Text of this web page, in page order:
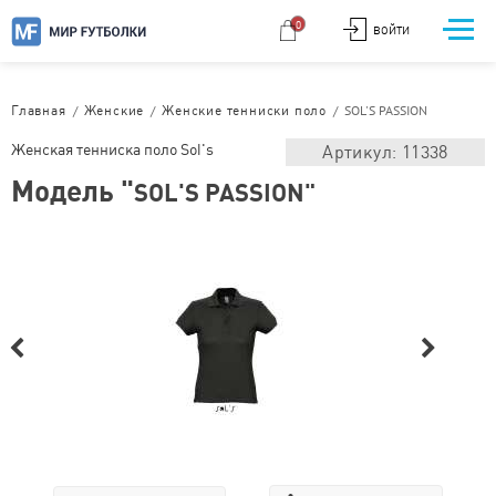
ВОЙТИ
0
Главная / Женские /Женские тенниски поло /SOL'S PASSION
Женская тенниска поло Sol's Артикул: 11338
Модель "SOL'S PASSION"